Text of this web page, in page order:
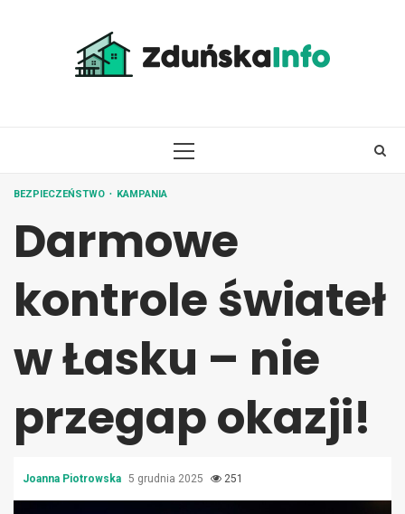
PRIMARY
BEZPIECZEŃSTWO KAMPANIA
Darmowe
kontrole świateł
w Łasku – nie
przegap okazji!
Joanna Piotrowska 5 grudnia 2025 251